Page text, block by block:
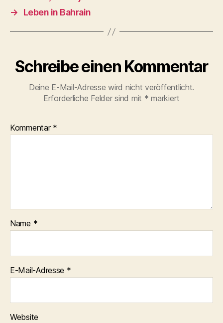
→
Leben in Bahrain
Schreibe einen Kommentar
Deine E-Mail-Adresse wird nicht veröffentlicht.
Erforderliche Felder sind mit * markiert
Kommentar *
Name *
E-Mail-Adresse *
Website